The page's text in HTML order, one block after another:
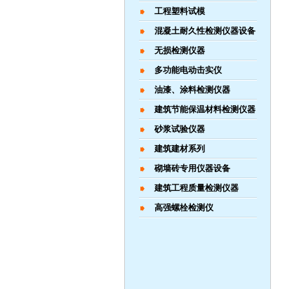
工程塑料试模
混凝土耐久性检测仪器设备
无损检测仪器
多功能电动击实仪
油漆、涂料检测仪器
建筑节能保温材料检测仪器
砂浆试验仪器
建筑建材系列
砌墙砖专用仪器设备
建筑工程质量检测仪器
高强螺栓检测仪